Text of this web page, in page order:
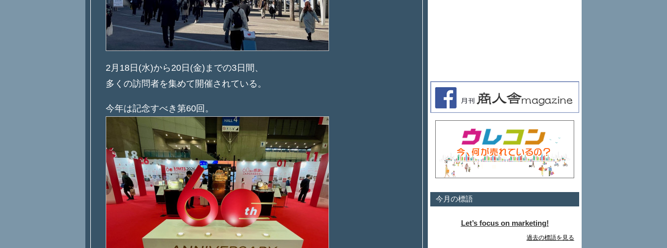
2月18日(水)から20日(金)までの3日間、
多くの訪問者を集めて開催されている。
今年は記念すべき第60回。
今月の標語
Let’s focus on marketing!
過去の標語を見る